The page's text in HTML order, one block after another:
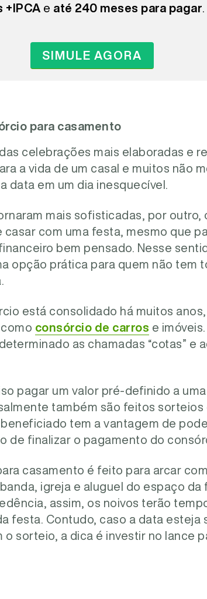
+IPCA e até 240 meses para pagar
SIMULE AGORA
para casamento
celebrações mais elaboradas e
a vida de um casal e muitos não
data em um dia inesquecível.
mais sofisticadas, por outro,
com uma festa, mesmo que
bem pensado. Nesse
opção prática para quem não tem
está consolidado há muitos
consórcio de carros e
as chamadas “cotas” e
pagar um valor pré-definido a
também são feitos
tem a vantagem de
de finalizar o pagamento do
casamento é feito para arcar
igreja e aluguel do espaço da
assim, os noivos terão
festa. Contudo, caso a data esteja
sorteio, a dica é investir no lance